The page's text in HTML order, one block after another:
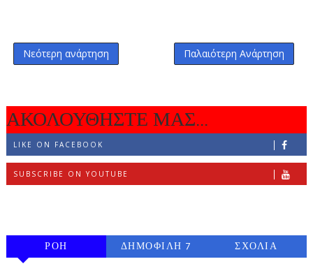
Νεότερη ανάρτηση Παλαιότερη Ανάρτηση
ΑΚΟΛΟΥΘΗΣΤΕ ΜΑΣ...
LIKE ON FACEBOOK
SUBSCRIBE ON YOUTUBE
ΡΟΗ
ΔΗΜΟΦΙΛΗ 7
ΣΧΟΛΙΑ